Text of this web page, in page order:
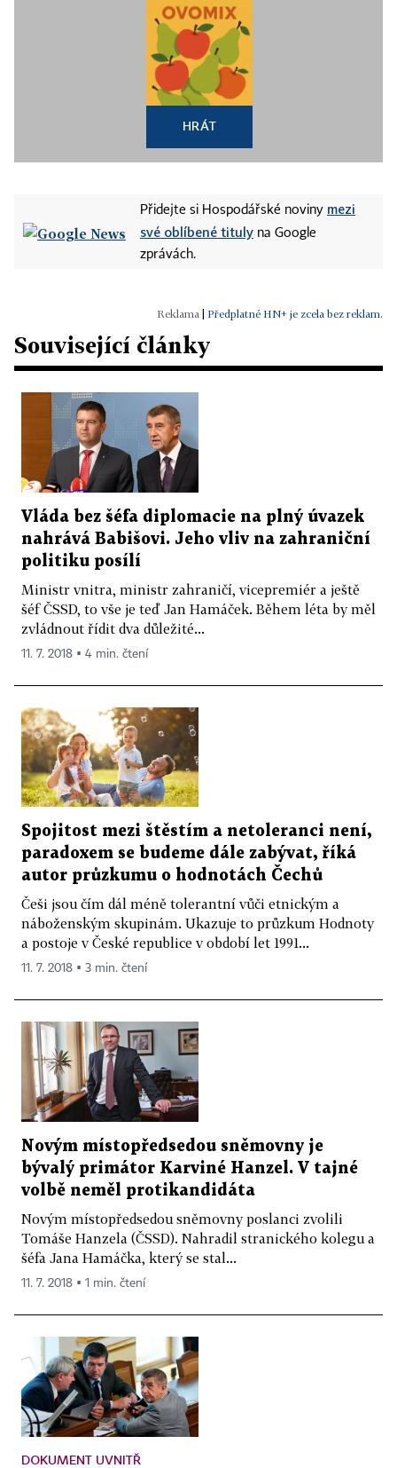
HRÁT
Přidejte si Hospodářské noviny mezi
své oblíbené tituly na Google
zprávách.
Předplatné HN+ je zcela bez reklam.
Související články
Vláda bez šéfa diplomacie na plný úvazek
nahrává Babišovi. Jeho vliv na zahraniční
politiku posílí
Ministr vnitra, ministr zahraničí, vicepremiér a ještě
šéf ČSSD, to vše je teď Jan Hamáček. Během léta by měl
zvládnout řídit dva důležité...
11. 7. 2018 ▪ 4 min. čtení
Spojitost mezi štěstím a netoleranci není,
paradoxem se budeme dále zabývat, říká
autor průzkumu o hodnotách Čechů
Češi jsou čím dál méně tolerantní vůči etnickým a
náboženským skupinám. Ukazuje to průzkum Hodnoty
a postoje v České republice v období let 1991...
11. 7. 2018 ▪ 3 min. čtení
Novým místopředsedou sněmovny je
bývalý primátor Karviné Hanzel. V tajné
volbě neměl protikandidáta
Novým místopředsedou sněmovny poslanci zvolili
Tomáše Hanzela (ČSSD). Nahradil stranického kolegu a
šéfa Jana Hamáčka, který se stal...
11. 7. 2018 ▪ 1 min. čtení
DOKUMENT UVNITŘ